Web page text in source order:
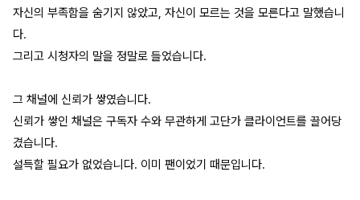
자신의 부족함을 숨기지 않았고, 자신이 모르는 것을 모른다고 말했습니
다.
그리고 시청자의 말을 정말로 들었습니다.
그 채널에 신뢰가 쌓였습니다.
신뢰가 쌓인 채널은 구독자 수와 무관하게 고단가 클라이언트를 끌어당
겼습니다.
설득할 필요가 없었습니다. 이미 팬이었기 때문입니다.